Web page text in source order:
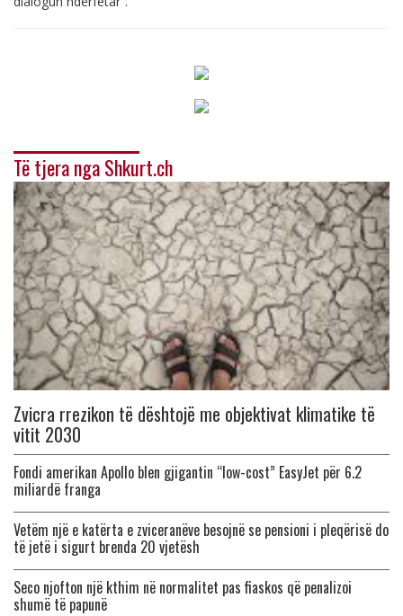
Të tjera nga Shkurt.ch
Zvicra rrezikon të dështojë me objektivat klimatike të
vitit 2030
Fondi amerikan Apollo blen gjigantin “low-cost” EasyJet për 6.2
miliardë franga
Vetëm një e katërta e zviceranëve besojnë se pensioni i pleqërisë do
të jetë i sigurt brenda 20 vjetësh
Seco njofton një kthim në normalitet pas fiaskos që penalizoi
shumë të papunë